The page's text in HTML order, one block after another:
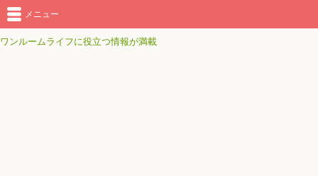
ワンルームライフに役立つ情報が満載
メニュー